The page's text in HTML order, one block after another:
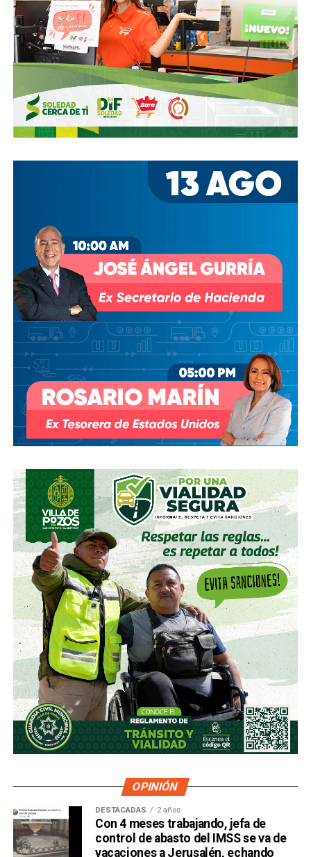
OPINIÓN
DESTACADAS 2 años
Con 4 meses trabajando, jefa de
control de abasto del IMSS se va de
vacaciones a Jerusalén, echando